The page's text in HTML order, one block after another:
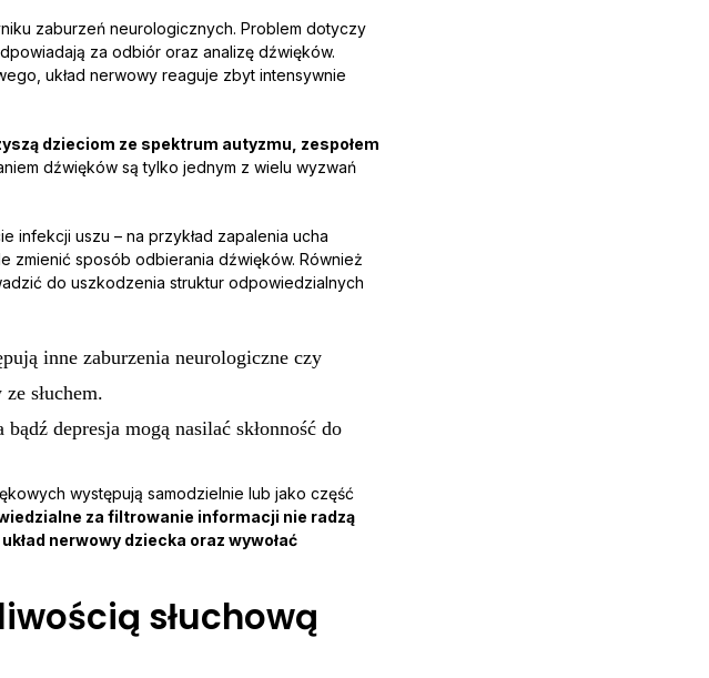
zaburzeń neurologicznych. Problem dotyczy
za odbiór oraz analizę dźwięków.
układ nerwowy reaguje zbyt intensywnie
dzieciom ze spektrum autyzmu, zespołem
dźwięków są tylko jednym z wielu wyzwań
infekcji uszu – na przykład zapalenia ucha
zmienić sposób odbierania dźwięków. Również
do uszkodzenia struktur odpowiedzialnych
inne zaburzenia neurologiczne czy
słuchem.
depresja mogą nasilać skłonność do
występują samodzielnie lub jako część
za filtrowanie informacji nie radzą
nerwowy dziecka oraz wywołać
słuchową